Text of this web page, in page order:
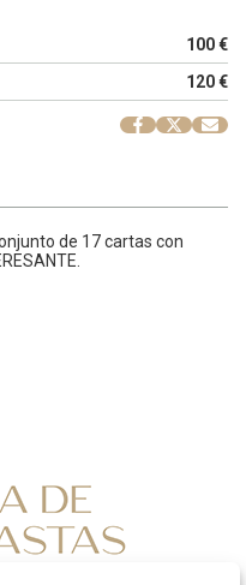
100 €
120 €
de 17 cartas con